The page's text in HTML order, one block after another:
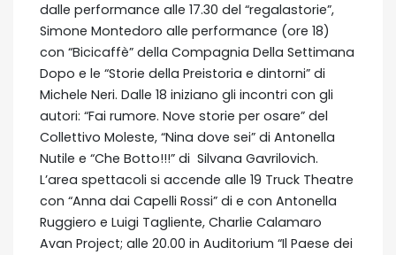
dalle performance alle 17.30 del “regalastorie”,
Simone Montedoro alle performance (ore 18)
con “Bicicaffè” della Compagnia Della Settimana
Dopo e le “Storie della Preistoria e dintorni” di
Michele Neri. Dalle 18 iniziano gli incontri con gli
autori: “Fai rumore. Nove storie per osare” del
Collettivo Moleste, “Nina dove sei” di Antonella
Nutile e “Che Botto!!!” di Silvana Gavrilovich.
L’area spettacoli si accende alle 19 Truck Theatre
con “Anna dai Capelli Rossi” di e con Antonella
Ruggiero e Luigi Tagliente, Charlie Calamaro
Avan Project; alle 20.00 in Auditorium “Il Paese dei